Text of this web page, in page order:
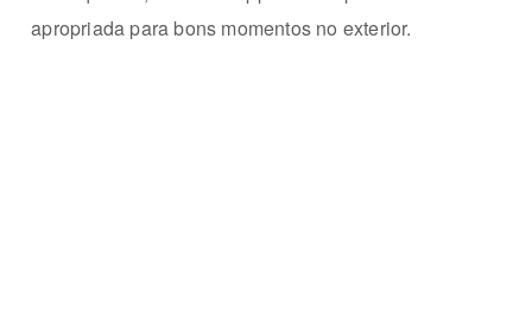
apropriada para bons momentos no exterior.